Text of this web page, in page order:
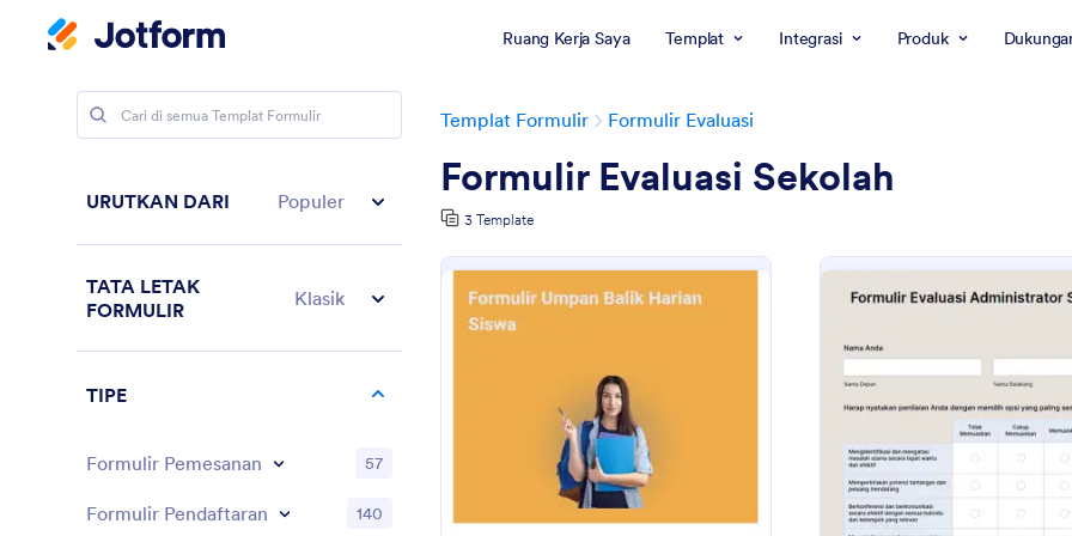
Ruang Kerja Saya Templat Integrasi Produk
Templat Formulir Formulir Evaluasi
Formulir Evaluasi Sekolah
3 Template
Pratinjau : Formulir Umpan Balik Harian SiswaPratinjau:
URUTKAN DARI Populer
TATA LETAK
FORMULIR
Klasik
TIPE
Formulir Pemesanan 57
Formulir Pendaftaran 140